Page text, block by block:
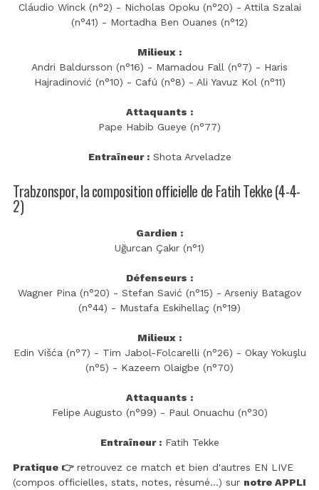
Cláudio Winck (n°2) - Nicholas Opoku (n°20) - Attila Szalai
(n°41) - Mortadha Ben Ouanes (n°12)
Milieux :
Andri Baldursson (n°16) - Mamadou Fall (n°7) - Haris
Hajradinović (n°10) - Cafú (n°8) - Ali Yavuz Kol (n°11)
Attaquants :
Pape Habib Gueye (n°77)
Entraîneur :Shota Arveladze
Trabzonspor, la composition officielle de Fatih Tekke (4-4-
2)
Gardien :
Uğurcan Çakır (n°1)
Défenseurs :
Wagner Pina (n°20) - Stefan Savić (n°15) - Arseniy Batagov
(n°44) - Mustafa Eskihellaç (n°19)
Milieux :
Edin Višća (n°7) - Tim Jabol-Folcarelli (n°26) - Okay Yokuşlu
(n°5) - Kazeem Olaigbe (n°70)
Attaquants :
Felipe Augusto (n°99) - Paul Onuachu (n°30)
Entraîneur :Fatih Tekke
Pratique 👉retrouvez ce match et bien d'autres EN LIVE
(compos officielles, stats, notes, résumé...) sur notre APPLI